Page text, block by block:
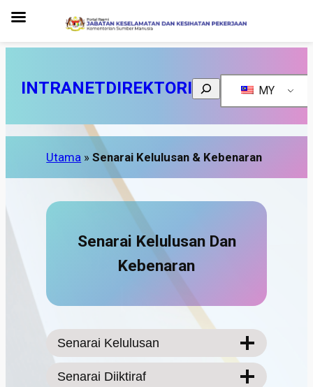
INTRANETDIREKTORI Search MY
Utama »Senarai Kelulusan & Kebenaran
Senarai Kelulusan Dan
Kebenaran
Senarai Kelulusan
Senarai Diiktiraf